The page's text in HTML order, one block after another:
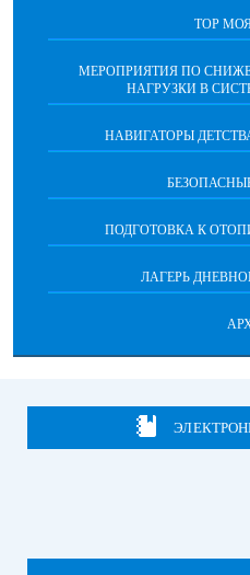
ТОР
МЕРОПРИЯТИЯ ПО
НАГРУЗКИ В
НАВИГАТОРЫ
ПОДГОТОВКА К
ЛАГЕРЬ